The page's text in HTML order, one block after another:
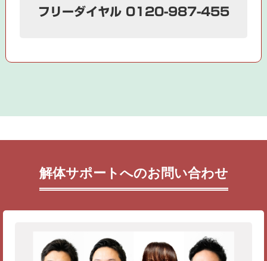
フリーダイヤル 0120-987-455
解体サポートへのお問い合わせ